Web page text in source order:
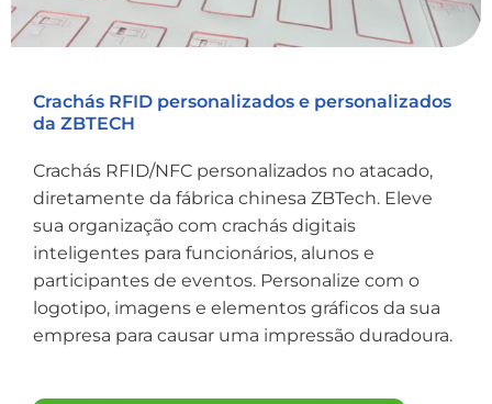
Crachás RFID personalizados e personalizados
da ZBTECH
Crachás RFID/NFC personalizados no atacado,
diretamente da fábrica chinesa ZBTech. Eleve
sua organização com crachás digitais
inteligentes para funcionários, alunos e
participantes de eventos. Personalize com o
logotipo, imagens e elementos gráficos da sua
empresa para causar uma impressão duradoura.